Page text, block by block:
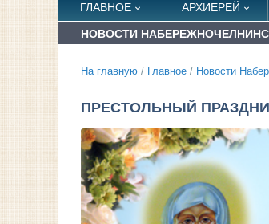
ГЛАВНОЕ АРХИЕРЕЙ
НОВОСТИ
На главную / Главное / Новости
ПРЕСТОЛЬНЫЙ